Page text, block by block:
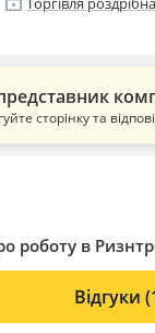
сторінку та
роботу в
Відгуки